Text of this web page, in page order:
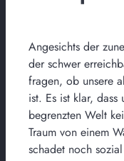
Angesichts der
der schwer
fragen, ob unsere
ist. Es ist klar, dass
begrenzten Welt
Traum von einem
schadet noch